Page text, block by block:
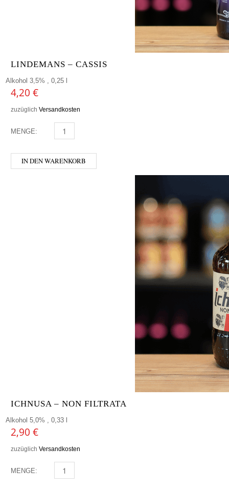
LINDEMANS – CASSIS
Alkohol 3,5% , 0,25 l
4,20 €
zuzüglich Versandkosten
MENGE: LINDEMANS - CASSIS MENGE
IN DEN WARENKORB
ICHNUSA – NON FILTRATA
Alkohol 5,0% , 0,33 l
2,90 €
zuzüglich Versandkosten
MENGE: ICHNUSA - NON FILTRATA MENGE